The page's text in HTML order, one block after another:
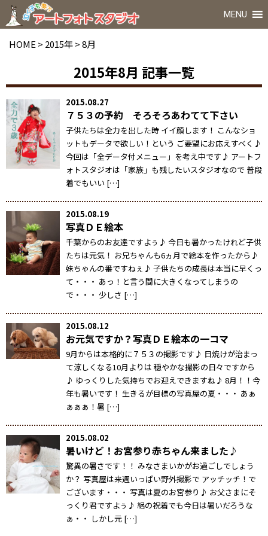
MENU
HOME > 2015年>8月
2015年8月 記事一覧
2015.08.27
７５３の予約 そろそろあわてて下さい
子供たちは全力を出した時 イイ顔します！ こんなショ
ットもデータで欲しい！という ご要望にお応えすべく♪
今回は「全データ付メニュー」を考え中です♪ アートフ
ォトスタジオは「家族」も残したいスタジオなので 普段
着でもいい […]
2015.08.19
写真ＤＥ絵本
千葉からのお友達ですよぅ♪ 今日も暑かったけれど子供
たちは元気！ お兄ちゃんも6ヵ月で絵本を作ったから♪
妹ちゃんの番ですねぇ♪ 子供たちの成長は本当に早くっ
て・・・ あっ！と言う間に大きくなってしまうの
で・・・ 少しさ […]
2015.08.12
お元気ですか？写真ＤＥ絵本の一コマ
9月からは本格的に７５３の撮影です♪ 日焼けが治まっ
て涼しくなる10月よりは 穏やかな撮影の日々ですから
♪ ゆっくりした気持ちでお迎えできますね♪ 8月！！今
年も暑いです！ 生きるが目標の写真屋の夏・・・ あぁ
ぁぁぁ！暑 […]
2015.08.02
暑いけど！お宮参り赤ちゃん来ました♪
驚異の暑さです！！ みなさまいかがお過ごしでしょう
か？ 写真屋は来週いっぱい野外撮影で アッチッチ！で
ございます・・・ 写真は夏のお宮参り♪ お父さまにそ
っくり君ですよぅ♪ 絽の祝着でも今日は暑いだろうな
ぁ・・ しかし元 […]